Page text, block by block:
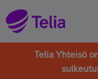
Telia Yhteisö